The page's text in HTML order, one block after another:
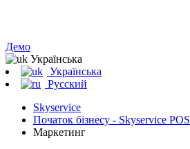
Демо
Українська
Українська
Русский
Skyservice
Початок бізнесу - Skyservice POS
Маркетинг